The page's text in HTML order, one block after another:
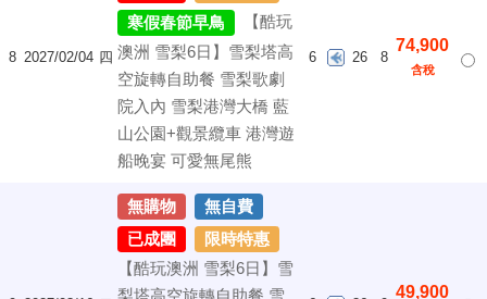
8 2027/02/04 四
寒假春節早鳥
【酷玩
澳洲 雪梨6日】雪梨塔高
空旋轉自助餐 雪梨歌劇
院入內 雪梨港灣大橋 藍
山公園+觀景纜車 港灣遊
船晚宴 可愛無尾熊
6 26 8
74,900
含稅
無購物
無自費
已成團
限時特惠
【酷玩澳洲 雪梨6日】雪
梨塔高空旋轉自助餐 雪
49,900